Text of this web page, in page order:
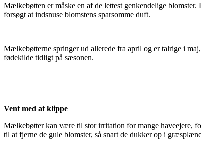
Mælkebøtten er måske en af de lettest genkendelige
forsøgt at indsnuse blomstens sparsomme duft.
Mælkebøtterne springer ud allerede fra april og er talrige i
fødekilde tidligt på sæsonen.
Vent med at klippe
Mælkebøtter kan være til stor irritation for mange haveejere,
til at fjerne de gule blomster, så snart de dukker op i